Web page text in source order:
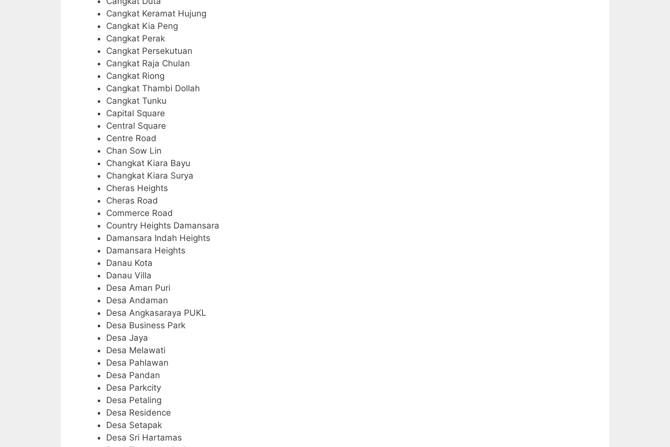
Cangkat Keramat Hujung
Cangkat Kia Peng
Cangkat Perak
Cangkat Persekutuan
Cangkat Raja Chulan
Cangkat Riong
Cangkat Thambi Dollah
Cangkat Tunku
Capital Square
Central Square
Centre Road
Chan Sow Lin
Changkat Kiara Bayu
Changkat Kiara Surya
Cheras Heights
Cheras Road
Commerce Road
Country Heights Damansara
Damansara Indah Heights
Damansara Heights
Danau Kota
Danau Villa
Desa Aman Puri
Desa Andaman
Desa Angkasaraya PUKL
Desa Business Park
Desa Jaya
Desa Melawati
Desa Pahlawan
Desa Pandan
Desa Parkcity
Desa Petaling
Desa Residence
Desa Setapak
Desa Sri Hartamas